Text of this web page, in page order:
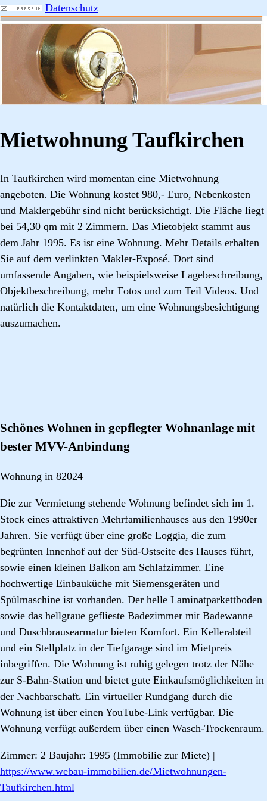
Datenschutz
Mietwohnung Taufkirchen
In Taufkirchen wird momentan eine Mietwohnung
angeboten. Die Wohnung kostet 980,- Euro, Nebenkosten
und Maklergebühr sind nicht berücksichtigt. Die Fläche liegt
bei 54,30 qm mit 2 Zimmern. Das Mietobjekt stammt aus
dem Jahr 1995. Es ist eine Wohnung. Mehr Details erhalten
Sie auf dem verlinkten Makler-Exposé. Dort sind
umfassende Angaben, wie beispielsweise Lagebeschreibung,
Objektbeschreibung, mehr Fotos und zum Teil Videos. Und
natürlich die Kontaktdaten, um eine Wohnungsbesichtigung
auszumachen.
Schönes Wohnen in gepflegter Wohnanlage mit
bester MVV-Anbindung
Wohnung in 82024
Die zur Vermietung stehende Wohnung befindet sich im 1.
Stock eines attraktiven Mehrfamilienhauses aus den 1990er
Jahren. Sie verfügt über eine große Loggia, die zum
begrünten Innenhof auf der Süd-Ostseite des Hauses führt,
sowie einen kleinen Balkon am Schlafzimmer. Eine
hochwertige Einbauküche mit Siemensgeräten und
Spülmaschine ist vorhanden. Der helle Laminatparkettboden
sowie das hellgraue geflieste Badezimmer mit Badewanne
und Duschbrausearmatur bieten Komfort. Ein Kellerabteil
und ein Stellplatz in der Tiefgarage sind im Mietpreis
inbegriffen. Die Wohnung ist ruhig gelegen trotz der Nähe
zur S-Bahn-Station und bietet gute Einkaufsmöglichkeiten in
der Nachbarschaft. Ein virtueller Rundgang durch die
Wohnung ist über einen YouTube-Link verfügbar. Die
Wohnung verfügt außerdem über einen Wasch-Trockenraum.
Zimmer: 2 Baujahr: 1995 (Immobilie zur Miete) |
https://www.webau-immobilien.de/Mietwohnungen-
Taufkirchen.html